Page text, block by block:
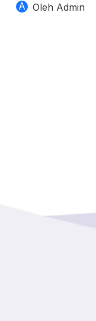
A Oleh Admin